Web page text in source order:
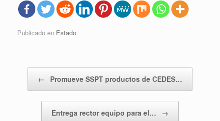
Publicado en Estado.
← Promueve SSPT productos de CEDES…
Entrega rector equipo para el… →